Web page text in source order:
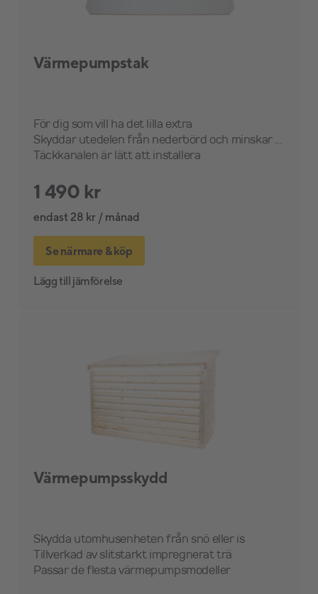
Värmepumpstak
För dig som vill ha det lilla extra
Skyddar utedelen från nederbörd och minskar risken för isbildning
Täckkanalen är lätt att installera
1 490 kr
endast 28 kr / månad
Se närmare & köp
Lägg till jämförelse
Värmepumpsskydd
Skydda utomhusenheten från snö eller is
Tillverkad av slitstarkt impregnerat trä
Passar de flesta värmepumpsmodeller